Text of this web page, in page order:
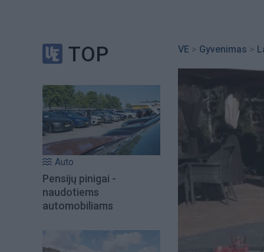
TOP
Auto
Pensijų pinigai -
naudotiems
automobiliams
VE > Gyvenimas >